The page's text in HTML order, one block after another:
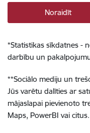
Noraidīt
*Statistikas sīkdatnes -
darbību un
**Sociālo mediju un
Jūs varētu dalīties ar
mājaslapai pievienoto
Maps, PowerBI vai citus.